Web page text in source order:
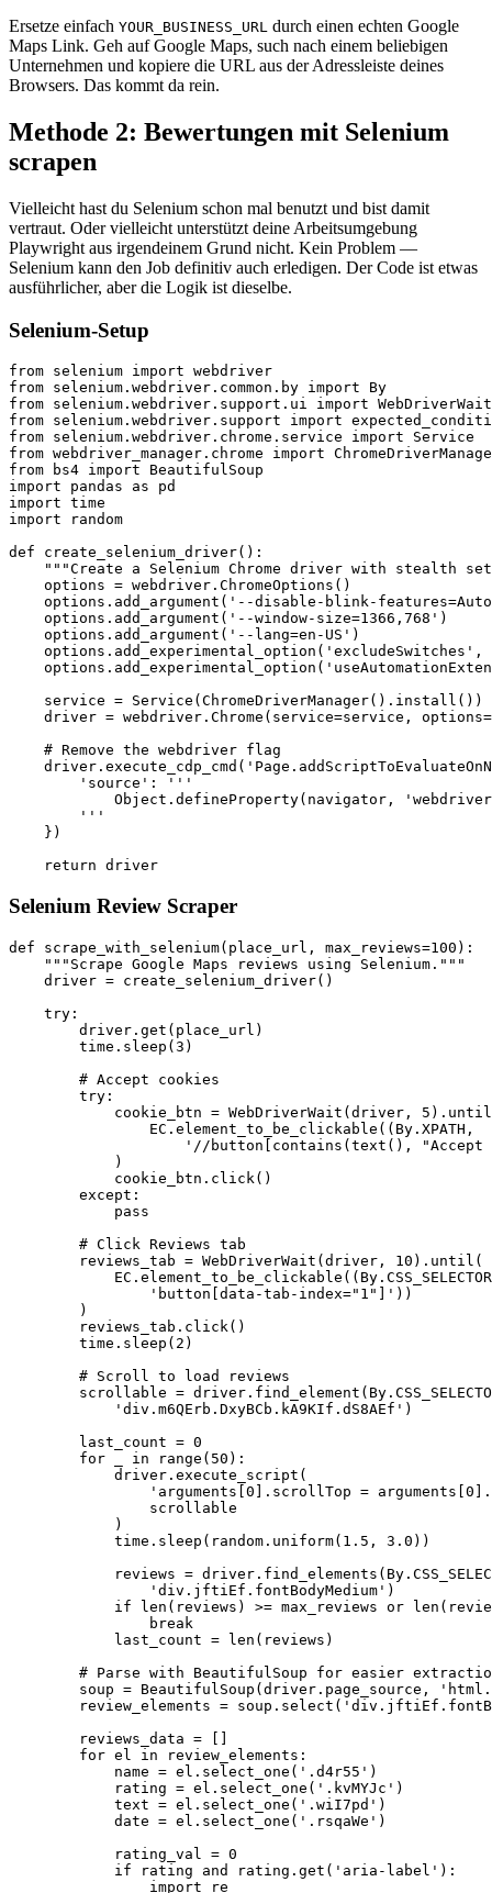
Ersetze einfach YOUR_BUSINESS_URL durch einen echten Google
Maps Link. Geh auf Google Maps, such nach einem beliebigen
Unternehmen und kopiere die URL aus der Adressleiste deines
Browsers. Das kommt da rein.
Methode 2: Bewertungen mit Selenium
scrapen
Vielleicht hast du Selenium schon mal benutzt und bist damit
vertraut. Oder vielleicht unterstützt deine Arbeitsumgebung
Playwright aus irgendeinem Grund nicht. Kein Problem —
Selenium kann den Job definitiv auch erledigen. Der Code ist etwas
ausführlicher, aber die Logik ist dieselbe.
Selenium-Setup
from selenium import webdriver
from selenium.webdriver.common.by import By
from selenium.webdriver.support.ui import WebDriverWait
from selenium.webdriver.support import
from selenium.webdriver.chrome.service import Service
from webdriver_manager.chrome import
from bs4 import BeautifulSoup
import pandas as pd
import time
import random
def create_selenium_driver():
"""Create a Selenium Chrome driver with stealth
    options = webdriver.ChromeOptions()
options.add_argument('--disable-blink-
    options.add_argument('--window-size=1366,768')
    options.add_argument('--lang=en-US')
options.add_experimental_option('excludeSwitches',
    service = Service(ChromeDriverManager().install())
driver = webdriver.Chrome(service=service,
    # Remove the webdriver flag
        'source': '''
Object.defineProperty(navigator,
        '''
    })
    return driver
Selenium Review Scraper
def scrape_with_selenium(place_url, max_reviews=100):
    """Scrape Google Maps reviews using Selenium."""
    driver = create_selenium_driver()
    try:
        driver.get(place_url)
        time.sleep(3)
        # Accept cookies
        try:
cookie_btn = WebDriverWait(driver,
                EC.element_to_be_clickable((By.XPATH,
'//button[contains(text(), "Accept
            )
            cookie_btn.click()
        except:
            pass
        # Click Reviews tab
        reviews_tab = WebDriverWait(driver, 10).until(
                'button[data-tab-index="1"]'))
        )
        reviews_tab.click()
        time.sleep(2)
        # Scroll to load reviews
scrollable =
            'div.m6QErb.DxyBCb.kA9KIf.dS8AEf')
        last_count = 0
        for _ in range(50):
            driver.execute_script(
'arguments[0].scrollTop =
                scrollable
            )
            time.sleep(random.uniform(1.5, 3.0))
reviews =
                'div.jftiEf.fontBodyMedium')
if len(reviews) >= max_reviews or
                break
            last_count = len(reviews)
# Parse with BeautifulSoup for easier
soup = BeautifulSoup(driver.page_source,
review_elements =
        reviews_data = []
        for el in review_elements:
            name = el.select_one('.d4r55')
            rating = el.select_one('.kvMYJc')
            text = el.select_one('.wiI7pd')
            date = el.select_one('.rsqaWe')
            rating_val = 0
            if rating and rating.get('aria-label'):
                import re